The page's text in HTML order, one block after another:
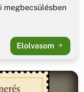
megbecsülésben
Elolvasom